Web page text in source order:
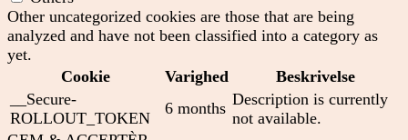
Other uncategorized cookies are those that are being
analyzed and have not been classified into a category as
yet.
Cookie
Varighed
Beskrivelse
__Secure-
ROLLOUT_TOKEN
6 months Description is currently
not available.